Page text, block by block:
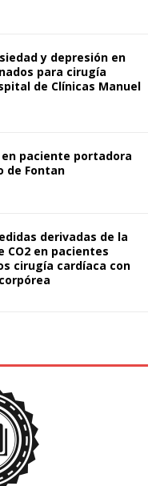
y depresión en
para cirugía
de Clínicas Manuel
paciente portadora
de Fontan
derivadas de la
CO2 en pacientes
cirugía cardíaca con